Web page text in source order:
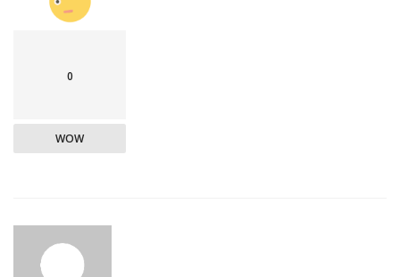
0
WOW